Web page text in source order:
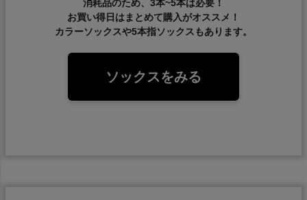
消耗品のため、3本~5本は必要！
お買い得日はまとめて購入がオススメ！
カラーソックスや5本指ソックスもあります。
ソックスをみる